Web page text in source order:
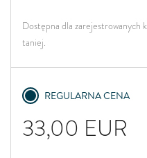
Dostępna dla zarejestrowanych
taniej.
REGULARNA CENA
33,00 EUR